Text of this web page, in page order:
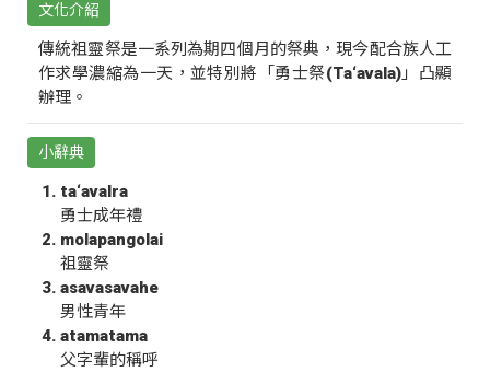
文化介紹
傳統祖靈祭是一系列為期四個月的祭典，現今配合族人工
作求學濃縮為一天，並特別將「勇士祭(Ta‘avala)」凸顯
辦理。
小辭典
ta‘avalra
勇士成年禮
molapangolai
祖靈祭
asavasavahe
男性青年
atamatama
父字輩的稱呼